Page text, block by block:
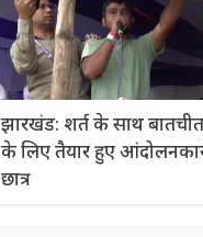
झारखंड: शर्त के साथ बातचीत
के लिए तैयार हुए
छात्र